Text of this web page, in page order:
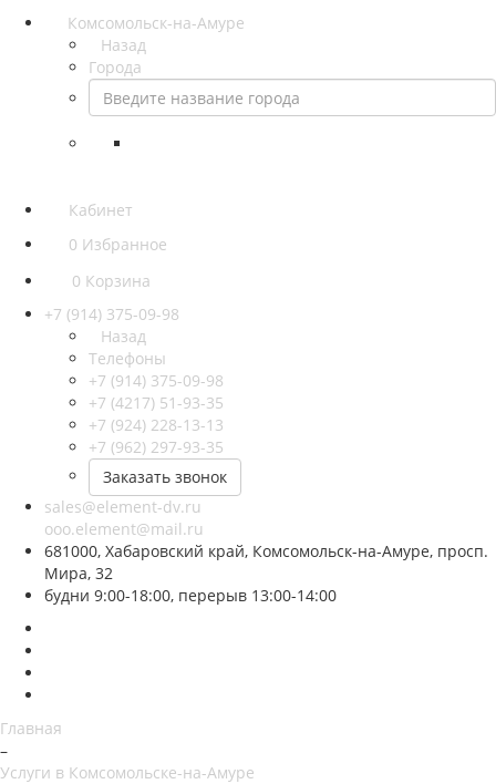
Комсомольск-на-Амуре
Назад
Города
Кабинет
0 Избранное
0 Корзина
+7 (914) 375-09-98
Назад
Телефоны
+7 (914) 375-09-98
+7 (4217) 51-93-35
+7 (924) 228-13-13
+7 (962) 297-93-35
Заказать звонок
sales@element-dv.ru
ooo.element@mail.ru
681000, Хабаровский край, Комсомольск-на-Амуре, просп.
Мира, 32
будни 9:00-18:00, перерыв 13:00-14:00
Главная
–
Услуги в Комсомольске-на-Амуре